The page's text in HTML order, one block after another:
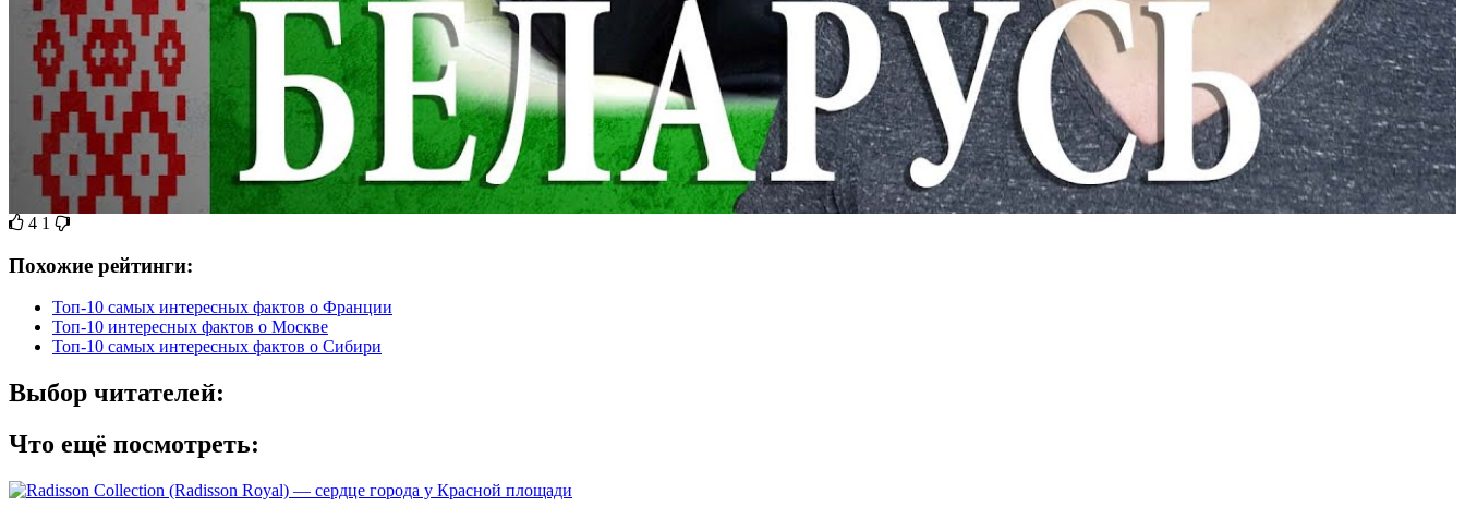
4 1
Похожие рейтинги:
Топ-10 самых интересных фактов о Франции
Топ-10 интересных фактов о Москве
Топ-10 самых интересных фактов о Сибири
Выбор читателей:
Что ещё посмотреть: